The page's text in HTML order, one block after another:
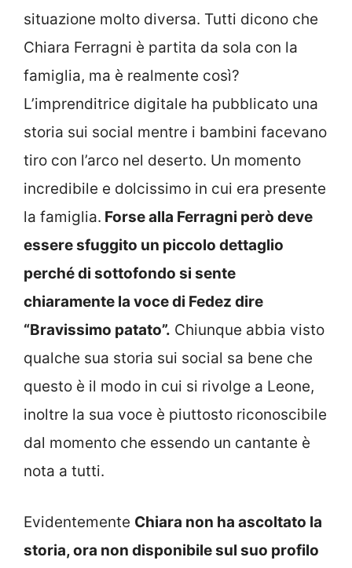
situazione molto diversa. Tutti dicono che
Chiara Ferragni è partita da sola con la
famiglia, ma è realmente così?
L’imprenditrice digitale ha pubblicato una
storia sui social mentre i bambini facevano
tiro con l’arco nel deserto. Un momento
incredibile e dolcissimo in cui era presente
la famiglia. Forse alla Ferragni però deve
essere sfuggito un piccolo dettaglio
perché di sottofondo si sente
chiaramente la voce di Fedez dire
“Bravissimo patato”. Chiunque abbia visto
qualche sua storia sui social sa bene che
questo è il modo in cui si rivolge a Leone,
inoltre la sua voce è piuttosto riconoscibile
dal momento che essendo un cantante è
nota a tutti.
Evidentemente Chiara non ha ascoltato la
storia, ora non disponibile sul suo profilo